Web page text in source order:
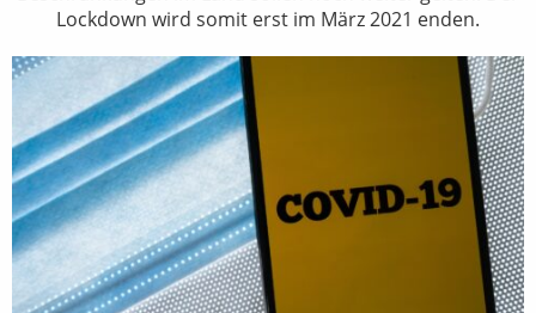
Lockdown wird somit erst im März 2021 enden.